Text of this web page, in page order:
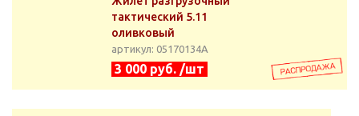
тактический 5.11
оливковый
артикул: 05170134А
3 000 руб. /шт